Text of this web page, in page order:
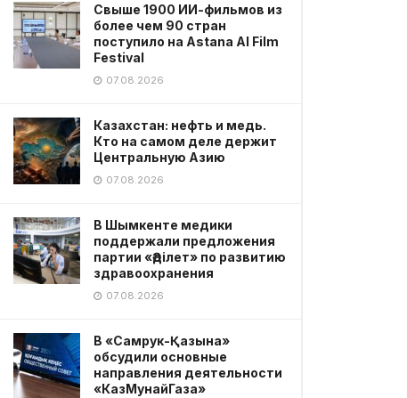
Свыше 1900 ИИ-фильмов из
более чем 90 стран
поступило на Astana AI Film
Festival
07.08.2026
Казахстан: нефть и медь.
Кто на самом деле держит
Центральную Азию
07.08.2026
В Шымкенте медики
поддержали предложения
партии «Әділет» по развитию
здравоохранения
07.08.2026
В «Самрук-Қазына»
обсудили основные
направления деятельности
«КазМунайГаза»